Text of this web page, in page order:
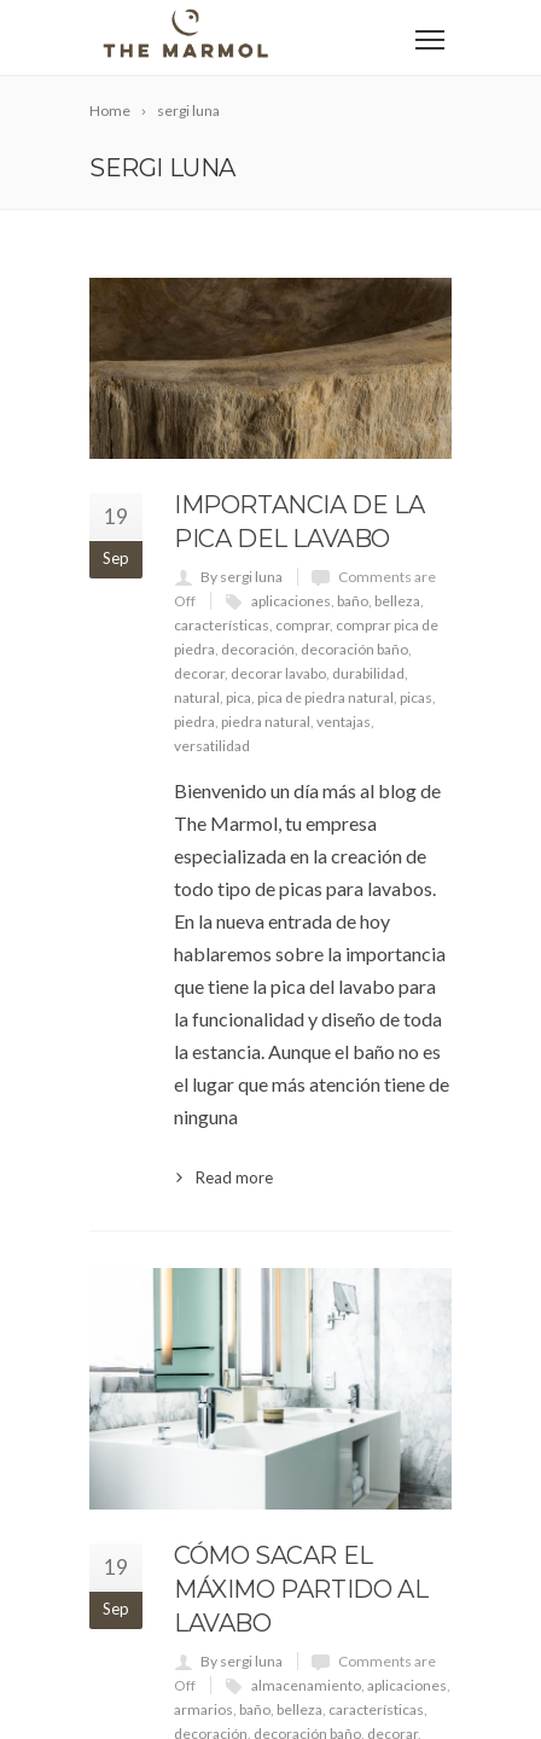
Home sergi luna
SERGI LUNA
19
Sep
IMPORTANCIA DE LA
PICA DEL LAVABO
By sergi luna
Comments are
Off
aplicaciones, baño, belleza,
características, comprar, comprar pica de
piedra, decoración, decoración baño,
decorar, decorar lavabo, durabilidad,
natural, pica, pica de piedra natural, picas,
piedra, piedra natural, ventajas,
versatilidad
Bienvenido un día más al blog de
The Marmol, tu empresa
especializada en la creación de
todo tipo de picas para lavabos.
En la nueva entrada de hoy
hablaremos sobre la importancia
que tiene la pica del lavabo para
la funcionalidad y diseño de toda
la estancia. Aunque el baño no es
el lugar que más atención tiene de
ninguna
Read more
19
Sep
CÓMO SACAR EL
MÁXIMO PARTIDO AL
LAVABO
By sergi luna
Comments are
Off
almacenamiento aplicaciones
armarios baño belleza características
decoración decoración baño decorar,